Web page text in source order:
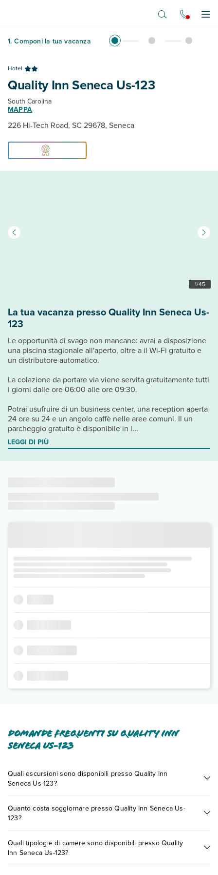
1. Componi la tua vacanza
Hotel
Quality Inn Seneca Us-123
South Carolina
MAPPA
226 Hi-Tech Road, SC 29678, Seneca
1/45
La tua vacanza presso Quality Inn Seneca Us-
123
Le opportunità di svago non mancano: avrai a disposizione
una piscina stagionale all'aperto, oltre a il Wi-Fi gratuito e
un distributore automatico.
La colazione da portare via viene servita gratuitamente tutti
i giorni dalle ore 06:00 alle ore 09:30.
Potrai usufruire di un business center, una reception aperta
24 ore su 24 e un angolo caffè nelle aree comuni. Il un
parcheggio gratuito è disponibile in l...
LEGGI DI PIÙ
Domande frequenti su Quality Inn
Seneca Us-123
Quali escursioni sono disponibili presso Quality Inn
Seneca Us-123?
presso Quality Inn Seneca Us-123. Scoprile tutte nellasezione
dedicata
Quanto costa soggiornare presso Quality Inn Seneca Us-
123?
a vari fattori (per es. date, condizioni dell'hotel, ecc). Per
consultare i prezzi, compila il motore di ricerca e scegli
Quali tipologie di camere sono disponibili presso Quality
Inn Seneca Us-123?